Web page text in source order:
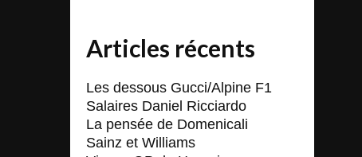
Articles récents
Les dessous Gucci/Alpine F1
Salaires Daniel Ricciardo
La pensée de Domenicali
Sainz et Williams